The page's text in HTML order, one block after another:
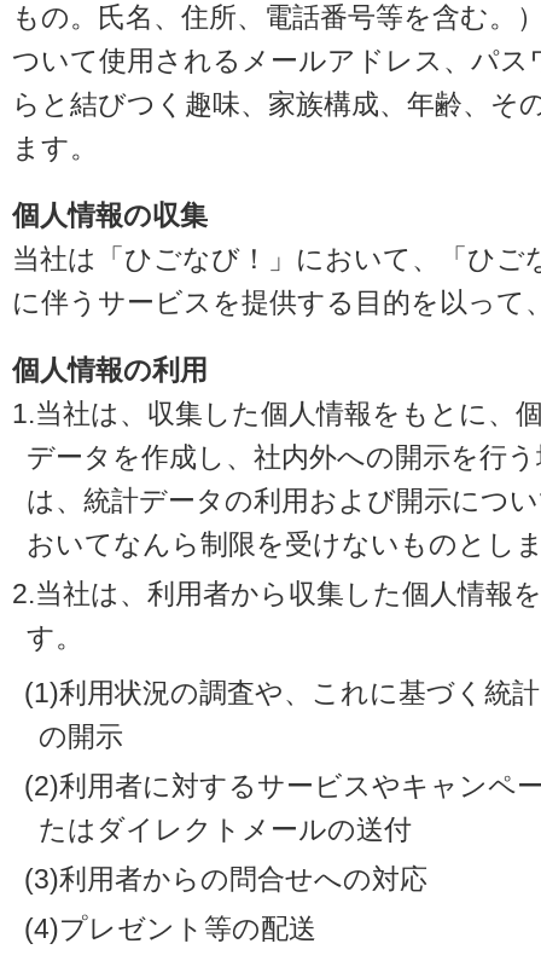
もの。氏名、住所、電話番号等を含む。
ついて使用されるメールアドレス、パ
らと結びつく趣味、家族構成、年齢、そ
ます。
個人情報の収集
当社は「ひごなび！」において、「ひ
に伴うサービスを提供する目的を以って
個人情報の利用
1.当社は、収集した個人情報をもとに、
データを作成し、社内外への開示を行
は、統計データの利用および開示につ
おいてなんら制限を受けないものとし
2.当社は、利用者から収集した個人情報
す。
(1)利用状況の調査や、これに基づく統
の開示
(2)利用者に対するサービスやキャンペ
たはダイレクトメールの送付
(3)利用者からの問合せへの対応
(4)プレゼント等の配送